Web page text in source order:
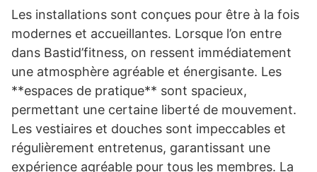
Les installations sont conçues pour être à la fois
modernes et accueillantes. Lorsque l’on entre
dans Bastid’fitness, on ressent immédiatement
une atmosphère agréable et énergisante. Les
**espaces de pratique** sont spacieux,
permettant une certaine liberté de mouvement.
Les vestiaires et douches sont impeccables et
régulièrement entretenus, garantissant une
expérience agréable pour tous les membres. La